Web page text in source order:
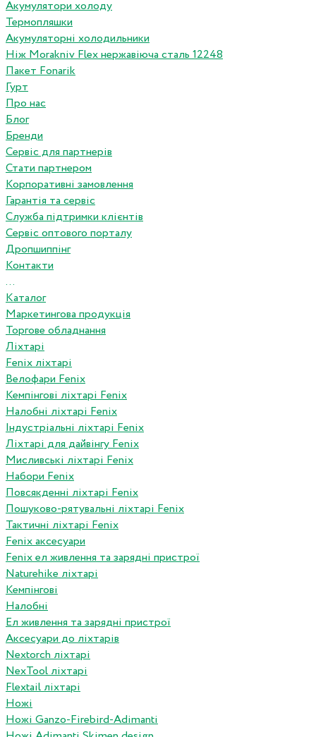
Акумулятори холоду
Термопляшки
Акумуляторні холодильники
Ніж Morakniv Flex нержавіюча сталь 12248
Пакет Fonarik
Гурт
Про нас
Блог
Бренди
Сервіс для партнерів
Стати партнером
Корпоративні замовлення
Гарантія та сервіс
Служба підтримки клієнтів
Сервіс оптового порталу
Дропшиппінг
Контакти
...
Каталог
Маркетингова продукція
Торгове обладнання
Ліхтарі
Fenix ліхтарі
Велофари Fenix
Кемпінгові ліхтарі Fenix
Налобні ліхтарі Fenix
Індустріальні ліхтарі Fenix
Ліхтарі для дайвінгу Fenix
Мисливські ліхтарі Fenix
Набори Fenix
Повсякденні ліхтарі Fenix
Пошуково-рятувальні ліхтарі Fenix
Тактичні ліхтарі Fenix
Fenix аксесуари
Fenix ел живлення та зарядні пристрої
Naturehike ліхтарі
Кемпінгові
Налобні
Ел живлення та зарядні пристрої
Аксесуари до ліхтарів
Nextorch ліхтарі
NexTool ліхтарі
Flextail ліхтарі
Ножі
Ножі Ganzo-Firebird-Adimanti